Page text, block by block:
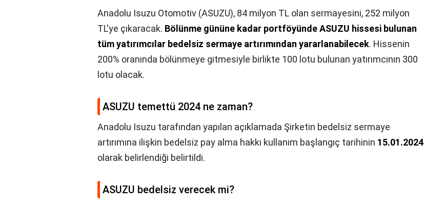
Anadolu Isuzu Otomotiv (ASUZU), 84 milyon TL olan sermayesini, 252 milyon
TL'ye çıkaracak. Bölünme gününe kadar portföyünde ASUZU hissesi bulunan
tüm yatırımcılar bedelsiz sermaye artırımından yararlanabilecek. Hissenin
200% oranında bölünmeye gitmesiyle birlikte 100 lotu bulunan yatırımcının 300
lotu olacak.
ASUZU temettü 2024 ne zaman?
Anadolu Isuzu tarafından yapılan açıklamada Şirketin bedelsiz sermaye
artırımına ilişkin bedelsiz pay alma hakkı kullanım başlangıç tarihinin 15.01.2024
olarak belirlendiği belirtildi.
ASUZU bedelsiz verecek mi?